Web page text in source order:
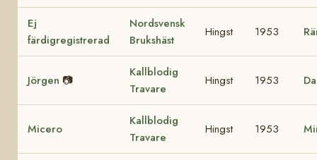
Ej
färdigregistrerad
Nordsvensk
Brukshäst
Hingst 1953
Jörgen 📷
Kallblodig
Travare
Hingst 1953
Micero
Kallblodig
Travare
Hingst 1953